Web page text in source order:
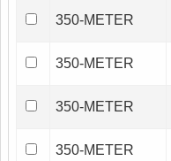
350-METER
350-METER
350-METER
350-METER